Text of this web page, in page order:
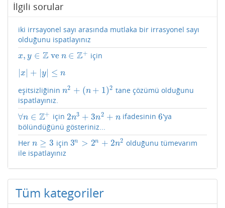
İlgili sorular
iki irrsayonel sayı arasında mutlaka bir irrasyonel sayı
olduğunu ispatlayınız
x, y ∈ Z ve n ∈ Z+
x,y ∈ Zve n∈ Z+ için
x + y| ≤ n
| x|+ |y ≤n
eşitsizliğinin n2 + (n + 1)2
n2 +(n +1) 2
tane çözümü olduğunu
ispatlayınız.
∀n ∈ Z+
∀n∈Z + için 2n3 + 3n2 + n
2n3+3n2+n ifadesinin 6
6'ya
bölündüğünü gösteriniz...
Her n ≥ 3
n≥3 için 3n > 2n + 2n2
3n >2n +2 n2
olduğunu tümevarım
ile ispatlayınız
Tüm kategoriler